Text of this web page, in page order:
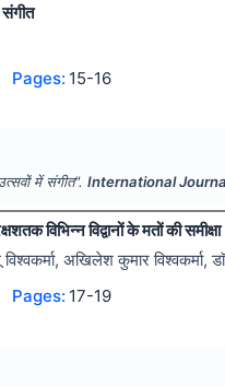
संगीत
Pages: 15-16
उत्सवों में संगीत".International
विभिन्न विद्वानों के मतों की
अखिलेश कुमार विश्वकर्मा,
Pages: 17-19